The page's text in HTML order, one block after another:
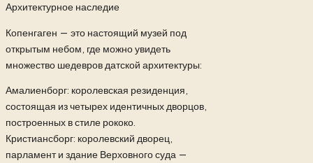
Архитектурное наследие
Копенгаген — это настоящий музей под
открытым небом, где можно увидеть
множество шедевров датской архитектуры:
Амалиенборг: королевская резиденция,
состоящая из четырех идентичных дворцов,
построенных в стиле рококо.
Кристиансборг: королевский дворец,
парламент и здание Верховного суда —